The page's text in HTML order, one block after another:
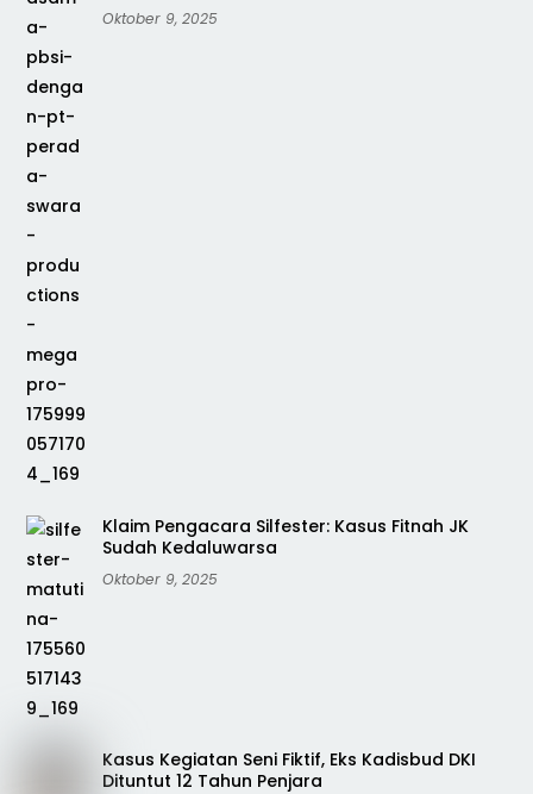
Oktober 9, 2025
Klaim Pengacara Silfester: Kasus Fitnah JK
Sudah Kedaluwarsa
Oktober 9, 2025
Kasus Kegiatan Seni Fiktif, Eks Kadisbud DKI
Dituntut 12 Tahun Penjara